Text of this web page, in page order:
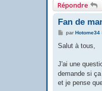
Répondre
Fan de
M
s
g
parHotome34
Salut à tous,
J'ai une
demande si
et je pense